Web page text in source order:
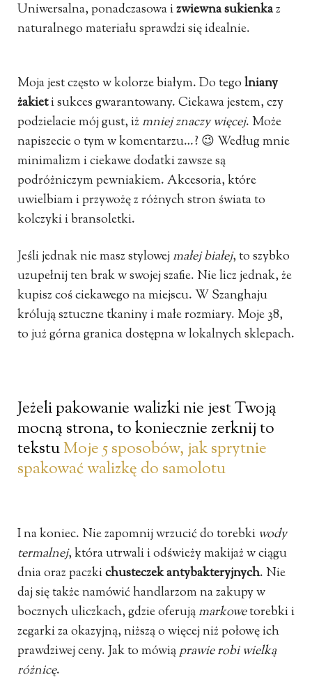
Uniwersalna, ponadczasowa izwiewna sukienkaz
naturalnego materiału sprawdzi się idealnie.
Moja jest często w kolorze białym. Do tegolniany
żakieti sukces gwarantowany. Ciekawa jestem, czy
podzielacie mój gust, iżmniej znaczy więcej. Może
napiszecie o tym w komentarzu…? 😉 Według mnie
minimalizm i ciekawe dodatki zawsze są
podróżniczym pewniakiem. Akcesoria, które
uwielbiam i przywożę z różnych stron świata to
kolczyki i bransoletki.
Jeśli jednak nie masz stylowejmałej białej, to szybko
uzupełnij ten brak w swojej szafie. Nie licz jednak, że
kupisz coś ciekawego na miejscu. W Szanghaju
królują sztuczne tkaniny i małe rozmiary. Moje 38,
to już górna granica dostępna w lokalnych sklepach.
Jeżeli pakowanie walizki nie jest Twoją
mocną strona, to koniecznie zerknij to
tekstuMoje 5 sposobów, jak sprytnie
spakować walizkę do samolotu
I na koniec. Nie zapomnij wrzucić do torebki wody
termalnej, która utrwali i odświeży makijaż w ciągu
dnia oraz paczkichusteczek antybakteryjnych. Nie
daj się także namówić handlarzom na zakupy w
bocznych uliczkach, gdzie oferująmarkowetorebki i
zegarki za okazyjną, niższą o więcej niż połowę ich
prawdziwej ceny. Jak to mówiąprawie robi wielką
różnicę.